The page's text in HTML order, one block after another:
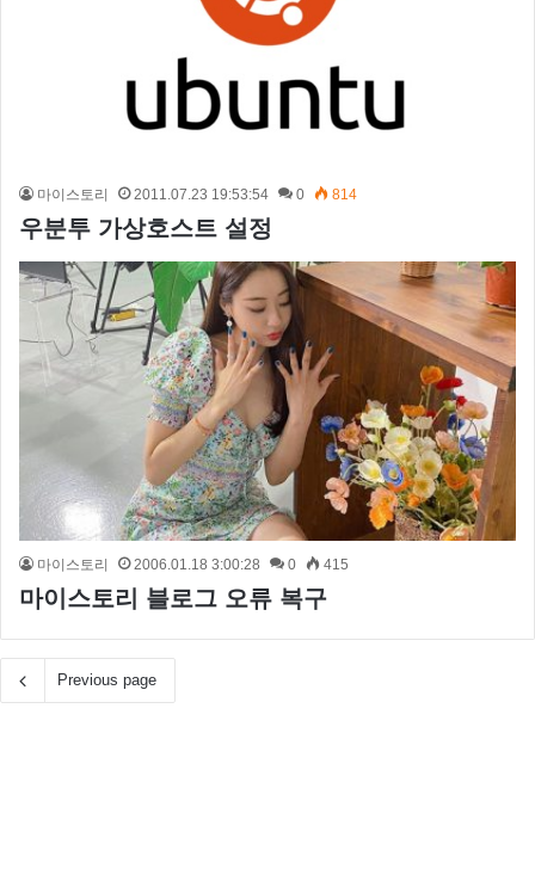
마이스토리 2011.07.23 19:53:54 0 814
우분투 가상호스트 설정
마이스토리 2006.01.18 3:00:28 0 415
마이스토리 블로그 오류 복구
Previous page